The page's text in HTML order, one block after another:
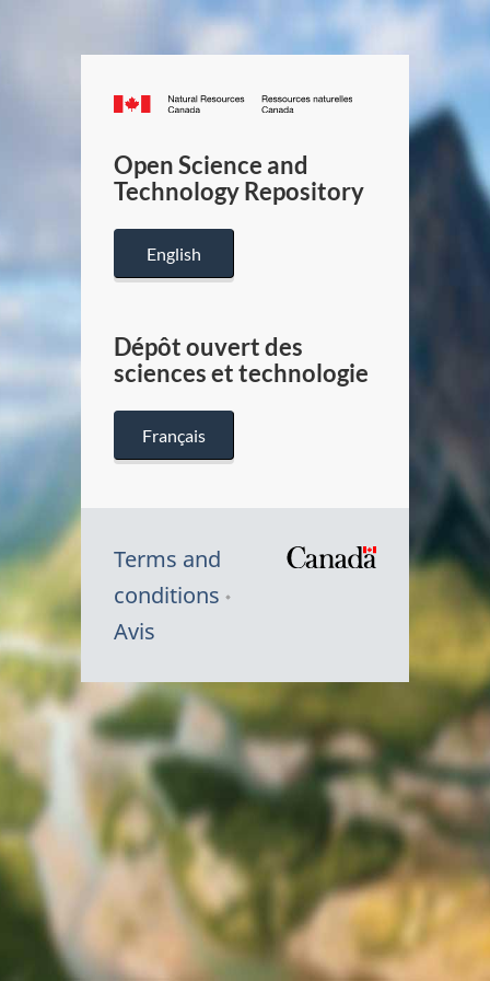
Canada.ca
/
Canada
Open Science and
Technology Repository
English
Dépôt ouvert des
sciences et technologie
Français
Terms and
conditions
Avis
Canada